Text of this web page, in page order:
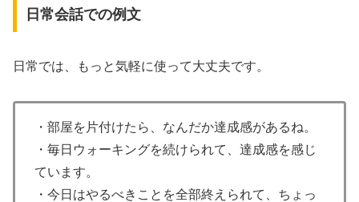
日常会話での例文
日常では、もっと気軽に使って大丈夫です。
・部屋を片付けたら、なんだか達成感があるね。
・毎日ウォーキングを続けられて、達成感を感じ
ています。
・今日はやるべきことを全部終えられて、ちょっ